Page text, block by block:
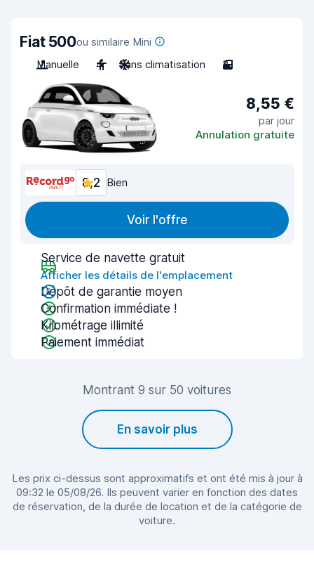
Fiat 500ou similaire Mini
Manuelle
4 Sans climatisation 3
8,55 €
par jour
Annulation gratuite
8,2 Bien
Voir l'offre
Service de navette gratuit
Afficher les détails de l'emplacement
Dépôt de garantie moyen
Confirmation immédiate !
Kilométrage illimité
Paiement immédiat
Montrant 9 sur 50 voitures
En savoir plus
Les prix ci-dessus sont approximatifs et ont été mis à jour à
09:32 le 05/08/26. Ils peuvent varier en fonction des dates
de réservation, de la durée de location et de la catégorie de
voiture.